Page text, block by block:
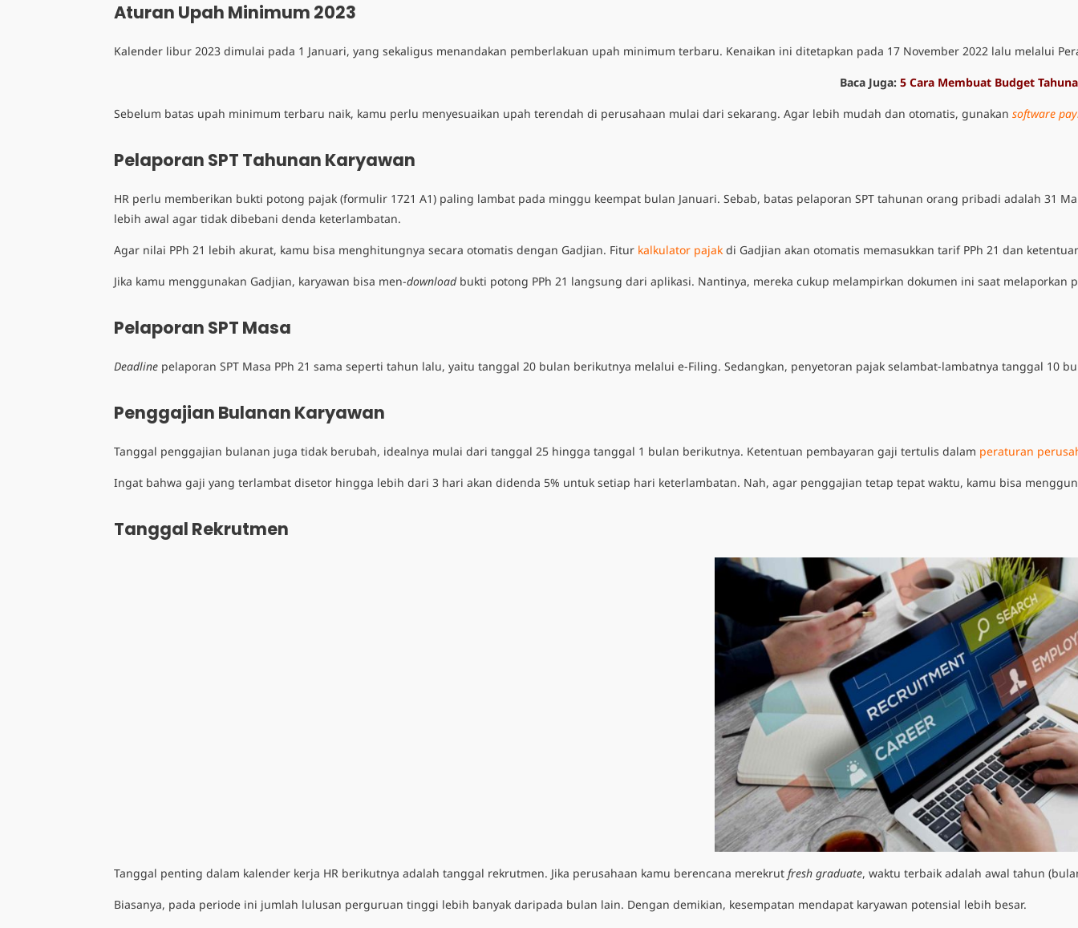
Aturan Upah Minimum 2023
Kalender libur 2023 dimulai pada 1 Januari, yang sekaligus menandakan pemberlakuan upah minimum terbaru. Kenaikan ini ditetapkan pada 17 November 2022 lalu melalui
Baca Juga: 5 Cara Membuat Budget
Sebelum batas upah minimum terbaru naik, kamu perlu menyesuaikan upah terendah di perusahaan mulai dari sekarang. Agar lebih mudah dan otomatis, gunakan software
Pelaporan SPT Tahunan Karyawan
HR perlu memberikan bukti potong pajak (formulir 1721 A1) paling lambat pada minggu keempat bulan Januari. Sebab, batas pelaporan SPT tahunan orang pribadi adalah
lebih awal agar tidak dibebani denda keterlambatan.
Agar nilai PPh 21 lebih akurat, kamu bisa menghitungnya secara otomatis dengan Gadjian. Fitur kalkulator pajak di Gadjian akan otomatis memasukkan tarif PPh 21 dan
Jika kamu menggunakan Gadjian, karyawan bisa men-downloadbukti potong PPh 21 langsung dari aplikasi. Nantinya, mereka cukup melampirkan dokumen ini saat melaporkan
Pelaporan SPT Masa
Deadline pelaporan SPT Masa PPh 21 sama seperti tahun lalu, yaitu tanggal 20 bulan berikutnya melalui e-Filing. Sedangkan, penyetoran pajak selambat-lambatnya tanggal 10
Penggajian Bulanan Karyawan
Tanggal penggajian bulanan juga tidak berubah, idealnya mulai dari tanggal 25 hingga tanggal 1 bulan berikutnya. Ketentuan pembayaran gaji tertulis dalam peraturan
Ingat bahwa gaji yang terlambat disetor hingga lebih dari 3 hari akan didenda 5% untuk setiap hari keterlambatan. Nah, agar penggajian tetap tepat waktu, kamu bisa
Tanggal Rekrutmen
Tanggal penting dalam kalender kerja HR berikutnya adalah tanggal rekrutmen. Jika perusahaan kamu berencana merekrut fresh graduate, waktu terbaik adalah awal tahun
Biasanya, pada periode ini jumlah lulusan perguruan tinggi lebih banyak daripada bulan lain. Dengan demikian, kesempatan mendapat karyawan potensial lebih besar.